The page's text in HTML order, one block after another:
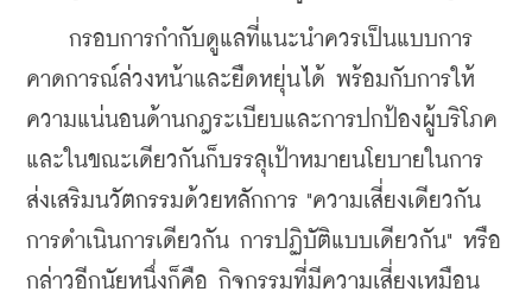
กรอบการกำกับดูแลที่แนะนำควรเป็นแบบการ
คาดการณ์ล่วงหน้าและยืดหยุ่นได้ พร้อมกับการให้
ความแน่นอนด้านกฎระเบียบและการปกป้องผู้บริโภค
และในขณะเดียวกันก็บรรลุเป้าหมายนโยบายในการ
ส่งเสริมนวัตกรรมด้วยหลักการ "ความเสี่ยงเดียวกัน
การดำเนินการเดียวกัน การปฏิบัติแบบเดียวกัน" หรือ
กล่าวอีกนัยหนึ่งก็คือ กิจกรรมที่มีความเสี่ยงเหมือน